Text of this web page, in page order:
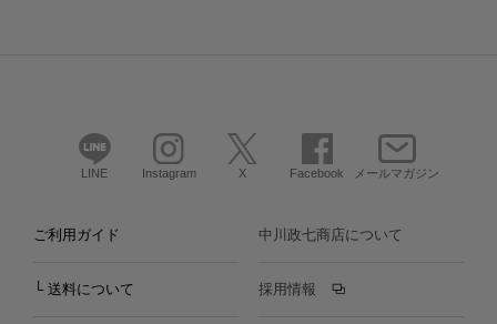
LINE Instagram X Facebook メールマガジン
ご利用ガイド
└ 送料について
中川政七商店について
採用情報